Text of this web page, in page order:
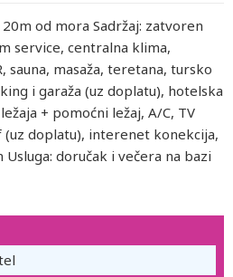
od mora Sadržaj: zatvoren
service, centralna klima,
sauna, masaža, teretana, tursko
i garaža (uz doplatu), hotelska
+ pomoćni ležaj, A/C, TV
(uz doplatu), interenet konekcija,
doručak i večera na bazi